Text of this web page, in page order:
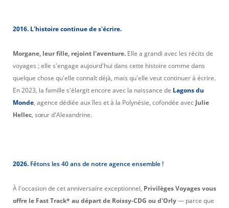
2016. L'histoire continue de s'écrire.
Morgane, leur fille, rejoint l'aventure. Elle a grandi avec les récits de
voyages ; elle s'engage aujourd'hui dans cette histoire comme dans
quelque chose qu'elle connaît déjà, mais qu'elle veut continuer à écrire.
En 2023, la famille s'élargit encore avec la naissance de Lagons du
Monde, agence dédiée aux îles et à la Polynésie, cofondée avec Julie
Hellec, sœur d'Alexandrine.
2026. Fêtons les 40 ans de notre agence ensemble !
À l'occasion de cet anniversaire exceptionnel, Privilèges Voyages vous
offre le Fast Track* au départ de Roissy-CDG ou d'Orly— parce que